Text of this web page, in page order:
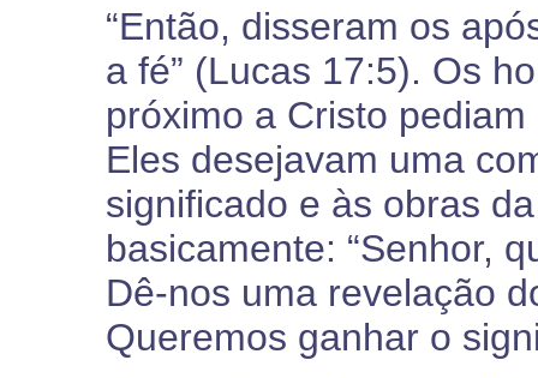
“Então, disseram os
a fé” (Lucas 17:5). Os
próximo a Cristo
Eles desejavam uma
significado e às obras
basicamente: “Senhor,
Dê-nos uma revelação
Queremos ganhar o